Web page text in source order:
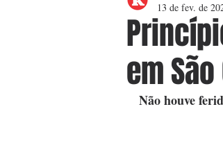
em
13 de fev. de
Não houve